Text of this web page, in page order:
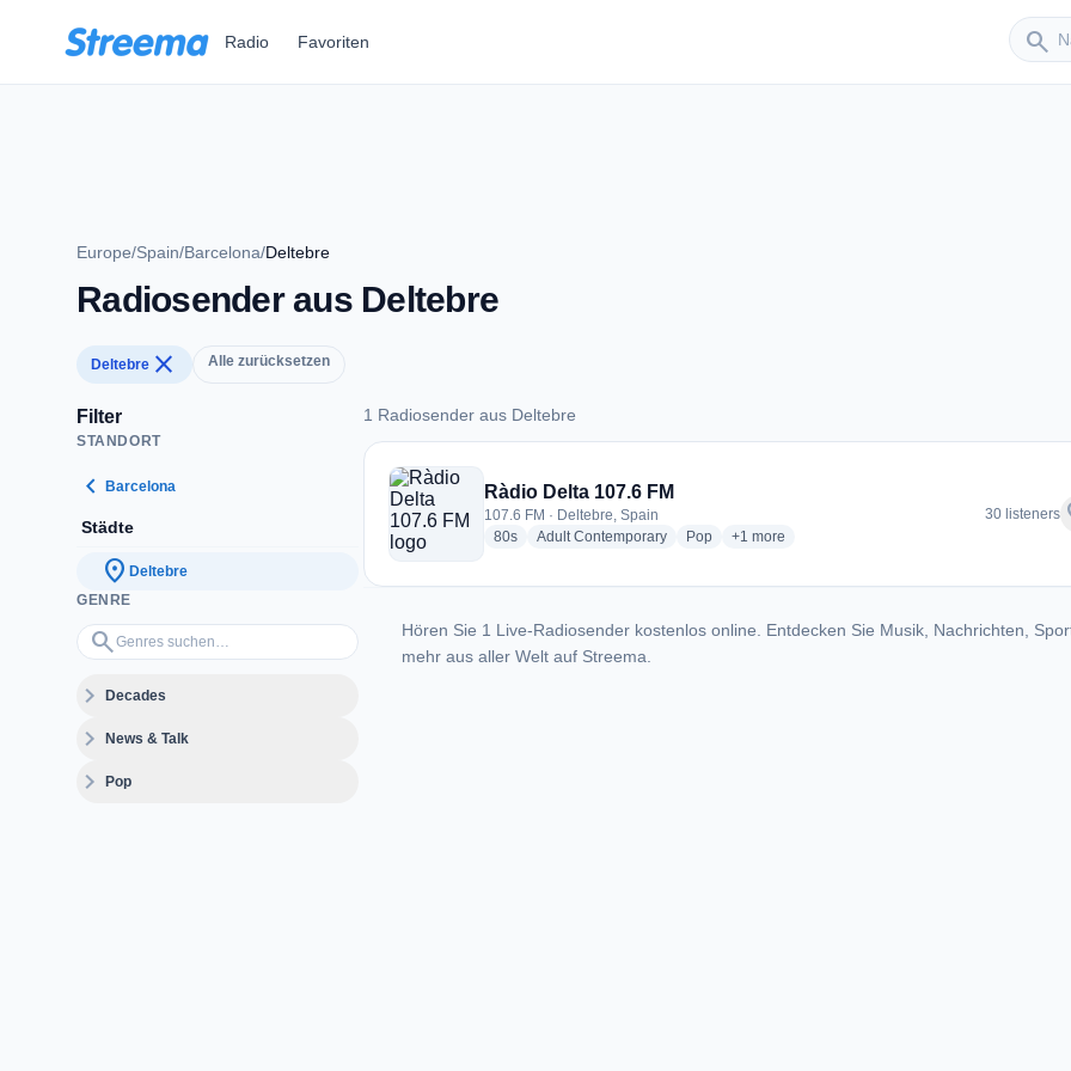
Radio Favoriten search
Sender
Europe/Spain/Barcelona/Deltebre
Radiosender aus Deltebre
Deltebre close Alle zurücksetzen
Filter
STANDORT
chevron_left Barcelona
Städte
location_on Deltebre
GENRE
search
Genres suchen…
expand_moreDecades
expand_moreNews & Talk
expand_morePop
1 Radiosender aus Deltebre
1 Radiosender aus Deltebre
Ràdio Delta 107.6 FM
107.6 FM · Deltebre, Spain
80sradio stations
Adult Contemporaryradio stations
Popradio stations
+1 more genres for Ràdio Delta 107.6 FM
more
30 listeners
Hören Sie 1 Live-Radiosender kostenlos online. Entdecken Sie Musik, Nachrichten,
mehr aus aller Welt auf Streema.